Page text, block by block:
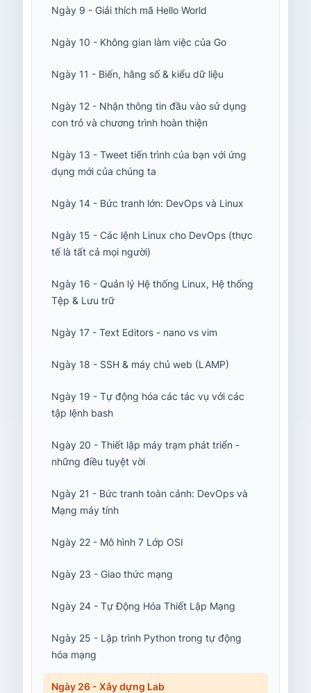
Ngày 9 - Giải thích mã Hello World
Ngày 10 - Không gian làm việc của Go
Ngày 11 - Biến, hằng số & kiểu dữ liệu
Ngày 12 - Nhận thông tin đầu vào sử dụng
con trỏ và chương trình hoàn thiện
Ngày 13 - Tweet tiến trình của bạn với ứng
dụng mới của chúng ta
Ngày 14 - Bức tranh lớn: DevOps và Linux
Ngày 15 - Các lệnh Linux cho DevOps (thực
tế là tất cả mọi người)
Ngày 16 - Quản lý Hệ thống Linux, Hệ thống
Tệp & Lưu trữ
Ngày 17 - Text Editors - nano vs vim
Ngày 18 - SSH & máy chủ web (LAMP)
Ngày 19 - Tự động hóa các tác vụ với các
tập lệnh bash
Ngày 20 - Thiết lập máy trạm phát triển -
những điều tuyệt vời
Ngày 21 - Bức tranh toàn cảnh: DevOps và
Mạng máy tính
Ngày 22 - Mô hình 7 Lớp OSI
Ngày 23 - Giao thức mạng
Ngày 24 - Tự Động Hóa Thiết Lập Mạng
Ngày 25 - Lập trình Python trong tự động
hóa mạng
Ngày 26 - Xây dựng Lab